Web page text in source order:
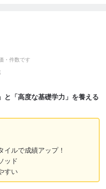
・件数です
と「高度な基礎学力」を養える
ルで成績アップ！
ッド
すい